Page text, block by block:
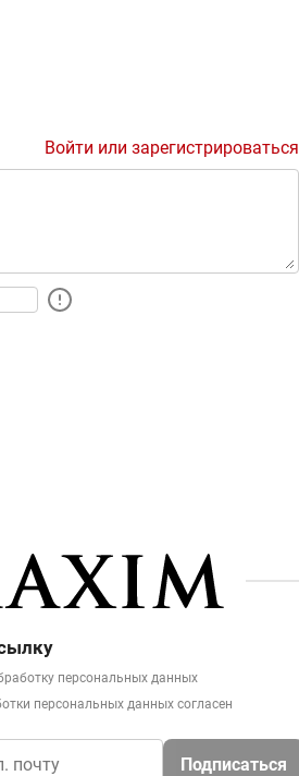
Войти или зарегистрироваться
персональных данных
персональных данных согласен
Подписаться